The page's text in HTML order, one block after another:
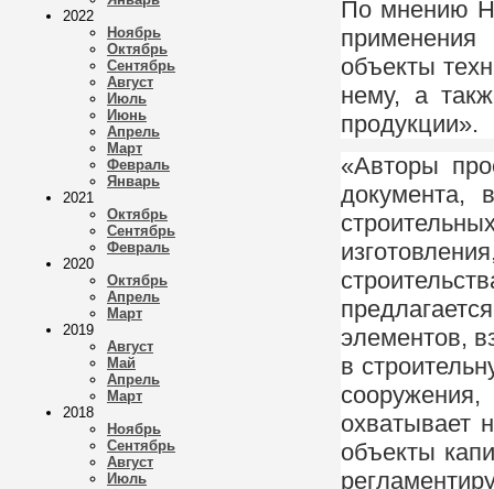
2022
Ноябрь
Октябрь
Сентябрь
Август
Июль
Июнь
Апрель
Март
Февраль
Январь
2021
Октябрь
Сентябрь
Февраль
2020
Октябрь
Апрель
Март
2019
Август
Май
Апрель
Март
2018
Ноябрь
Сентябрь
Август
Июль
По мнению
применения
объекты
нему, а
продукции».
«Авторы
документа,
элементов,
в
охватывает
объекты